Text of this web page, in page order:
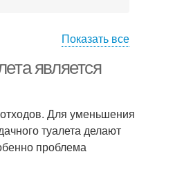
Показать все
является
Для уменьшения
туалета делают
проблема